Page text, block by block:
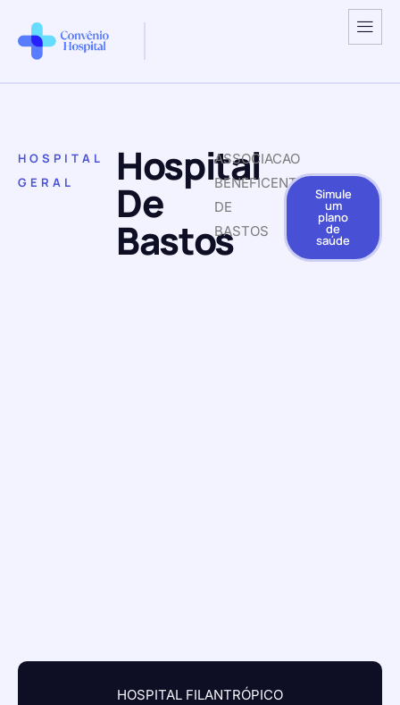
HOSPITAL
GERAL
Hospital
De
Bastos
ASSOCIACAO
BENEFICENTE
DE
BASTOS
Simule
um
plano
de
saúde
HOSPITAL FILANTRÓPICO